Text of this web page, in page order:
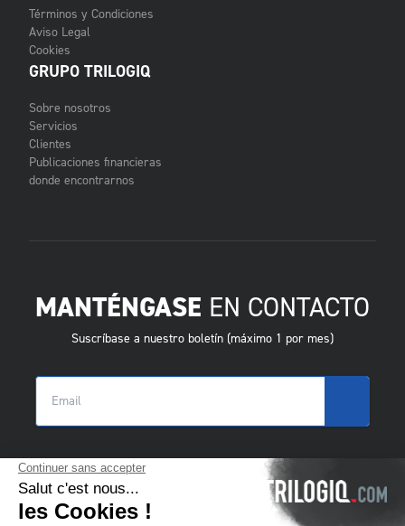
Términos y Condiciones
Aviso Legal
Cookies
GRUPO TRILOGIQ
Sobre nosotros
Servicios
Clientes
Publicaciones financieras
donde encontrarnos
MANTÉNGASE EN CONTACTO
Suscríbase a nuestro boletín (máximo 1 por mes)